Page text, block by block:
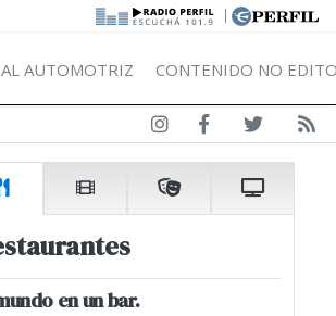
|
AUTOMOTRIZ CONTENIDO NO
en un bar.